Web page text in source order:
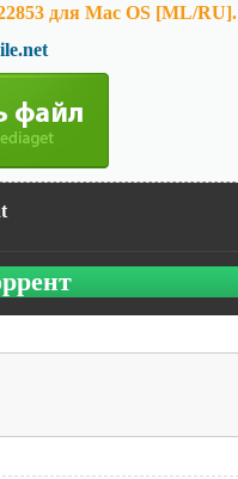
для Mac OS [ML/RU].